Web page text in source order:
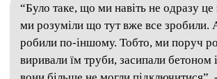
“Було таке, що ми навіть не одразу
ми розуміли що тут вже все зробили.
робили по-іншому. Тобто, ми поруч
виривали їм труби, засипали бетоном